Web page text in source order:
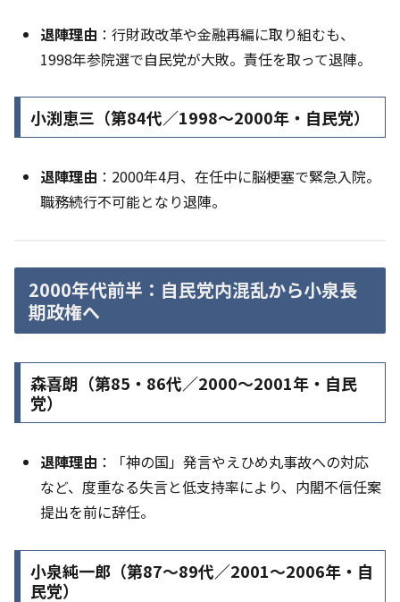
退陣理由 ：行財政改革や金融再編に取り組むも、
1998年参院選で自民党が大敗。責任を取って退陣。
小渕恵三（第84代／1998〜2000年・自民党）
退陣理由 ：2000年4月、在任中に脳梗塞で緊急入院。
職務続行不可能となり退陣。
2000年代前半：自民党内混乱から小泉長
期政権へ
森喜朗（第85・86代／2000〜2001年・自民
党）
退陣理由 ：「神の国」発言やえひめ丸事故への対応
など、度重なる失言と低支持率により、内閣不信任案
提出を前に辞任。
小泉純一郎（第87〜89代／2001〜2006年・自
民党）